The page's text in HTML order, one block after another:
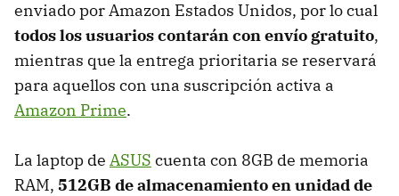
enviado por Amazon Estados Unidos, por lo cual
todos los usuarios contarán con envío gratuito,
mientras que la entrega prioritaria se reservará
para aquellos con una suscripción activa a
Amazon Prime.
La laptop de ASUS cuenta con 8GB de memoria
RAM, 512GB de almacenamiento en unidad de